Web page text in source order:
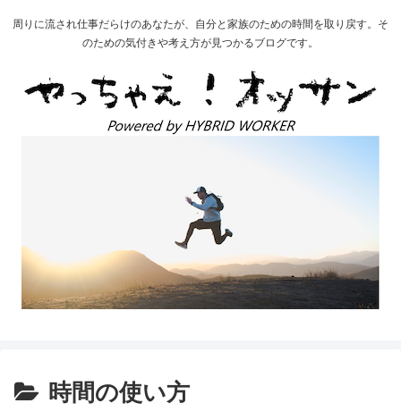
周りに流され仕事だらけのあなたが、自分と家族のための時間を取り戻す。そ
のための気付きや考え方が見つかるブログです。
時間の使い方